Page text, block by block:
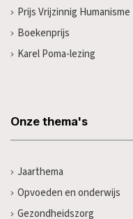
Prijs Vrijzinnig Humanisme
Boekenprijs
Karel Poma-lezing
Onze thema's
Jaarthema
Opvoeden en onderwijs
Gezondheidszorg